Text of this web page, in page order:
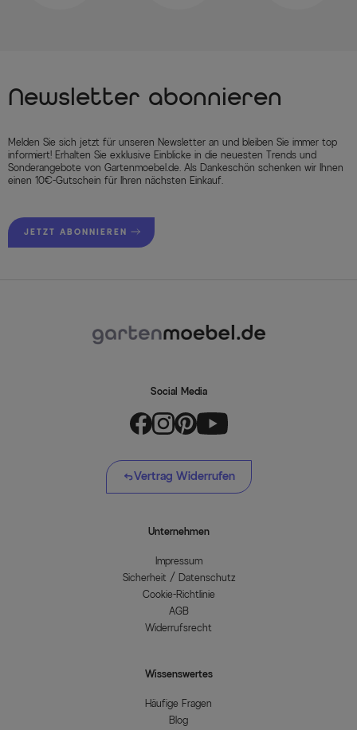
Newsletter abonnieren
Melden Sie sich jetzt für unseren Newsletter an und bleiben Sie immer top
informiert! Erhalten Sie exklusive Einblicke in die neuesten Trends und
Sonderangebote von Gartenmoebel.de. Als Dankeschön schenken wir Ihnen
einen 10€-Gutschein für Ihren nächsten Einkauf.
JETZT ABONNIEREN
Social Media
Vertrag Widerrufen
Unternehmen
Impressum
Sicherheit / Datenschutz
Cookie-Richtlinie
AGB
Widerrufsrecht
Wissenswertes
Häufige Fragen
Blog